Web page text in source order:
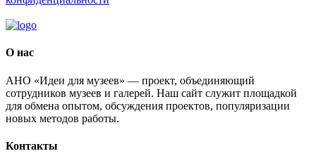
О нас
АНО «Идеи для музеев» — проект, объединяющий
сотрудников музеев и галерей. Наш сайт служит площадкой
для обмена опытом, обсуждения проектов, популяризации
новых методов работы.
Контакты